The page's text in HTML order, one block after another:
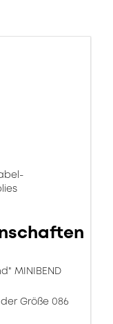
MINIBEND
Größe 086